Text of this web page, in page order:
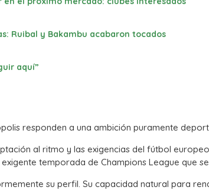
Ruibal y Bakambu acabaron tocados
aquí”
responden a una ambición puramente
al ritmo y las exigencias del fútbol
temporada de Champions League que se
su perfil. Su capacidad natural para